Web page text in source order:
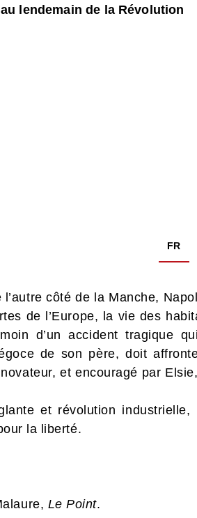
lendemain de la Révolution
FR
côté de la Manche,
de l’Europe, la vie des
d’un accident tragique
de son père, doit
et encouragé par
et révolution industrielle,
la liberté.
Le Point.